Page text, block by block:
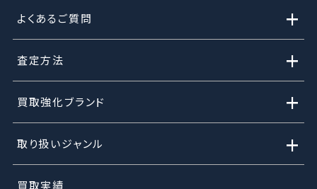
よくあるご質問 +
査定方法 +
買取強化ブランド +
取り扱いジャンル +
買取実績